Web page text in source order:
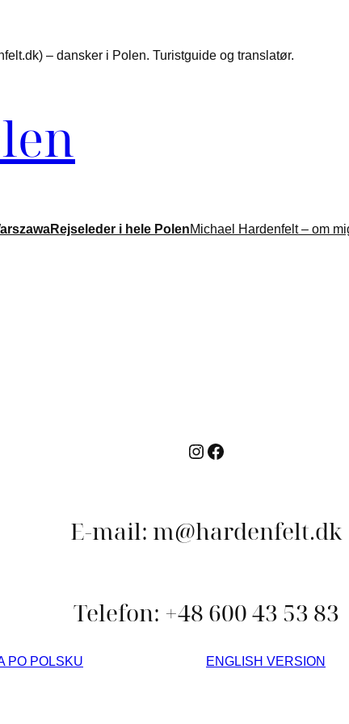
– dansker i Polen. Turistguide og translatør.
Rejseleder i hele PolenMichael Hardenfelt – om
Instagram
Facebook
E-mail: m@hardenfelt.dk
Telefon: +48 600 43 53 83
PO POLSKU ENGLISH VERSION